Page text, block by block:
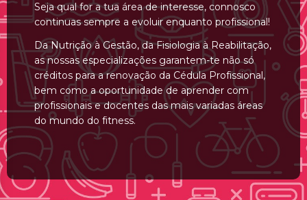
Seja qual for a tua área de interesse, connosco
continuas sempre a evoluir enquanto profissional!
Da Nutrição à Gestão, da Fisiologia à Reabilitação,
as nossas especializações garantem-te não só
créditos para a renovação da Cédula Profissional,
bem como a oportunidade de aprender com
profissionais e docentes das mais variadas áreas
do mundo do fitness.